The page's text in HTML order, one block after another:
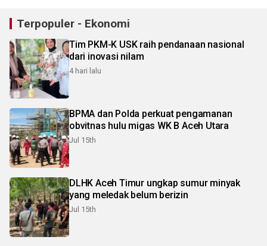
Terpopuler - Ekonomi
Tim PKM-K USK raih pendanaan nasional
dari inovasi nilam
4 hari lalu
BPMA dan Polda perkuat pengamanan
obvitnas hulu migas WK B Aceh Utara
Jul 15th
DLHK Aceh Timur ungkap sumur minyak
yang meledak belum berizin
Jul 15th